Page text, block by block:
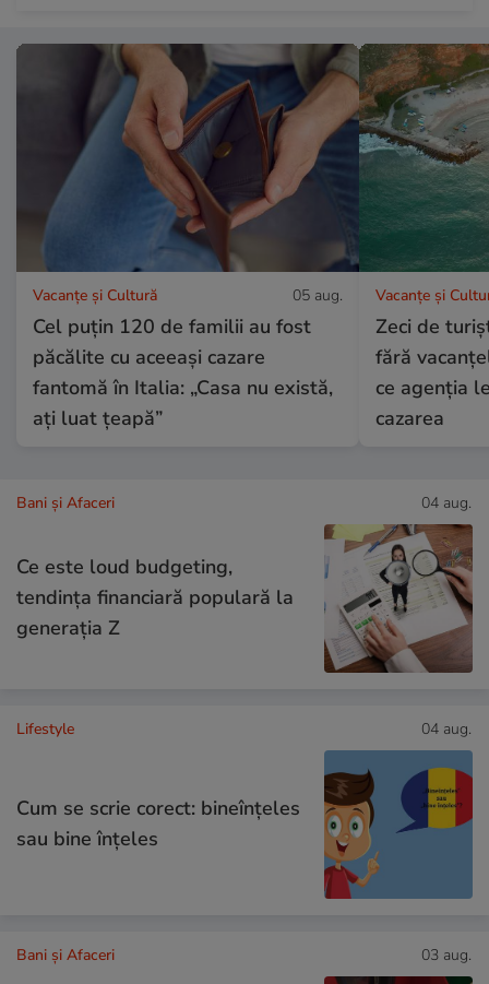
Vacanțe și Cultură 05 aug.
Cel puțin 120 de familii au fost
păcălite cu aceeași cazare
fantomă în Italia: „Casa nu există,
ați luat țeapă”
Vacanțe și
Zeci de
fără
ce agenția
cazarea
Bani și Afaceri 04 aug.
Ce este loud budgeting,
tendința financiară populară la
generația Z
Lifestyle 04 aug.
Cum se scrie corect: bineînțeles
sau bine înțeles
Bani și Afaceri 03 aug.